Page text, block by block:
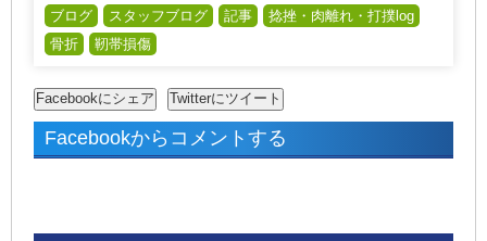
ブログ スタッフブログ 記事
捻挫・肉離れ・打撲log
骨折
靭帯損傷
Facebookからコメントする